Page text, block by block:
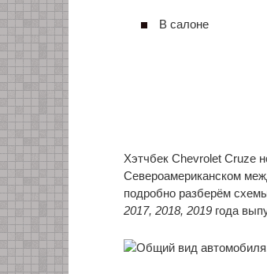
В салоне
Хэтчбек Chevrolet Cruze
Североамериканском
подробно разберём
2017, 2018, 2019 года